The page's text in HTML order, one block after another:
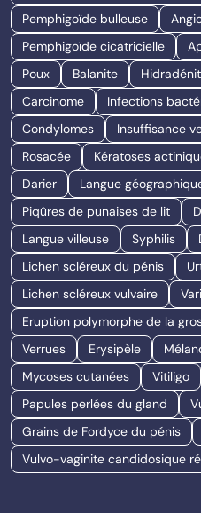
Pemphigoïde bulleuse
Pemphigoïde cicatricielle
Poux
Balanite
Carcinome
Infections
Condylomes
Insuffisance
Rosacée
Kératoses
Darier
Langue
Piqûres de punaises de lit
Langue villeuse
Syphilis
Lichen scléreux du pénis
Lichen scléreux vulvaire
Eruption polymorphe de la
Verrues
Erysipèle
Mycoses cutanées
Vitiligo
Papules perlées du gland
Grains de Fordyce du pénis
Vulvo-vaginite candidosique